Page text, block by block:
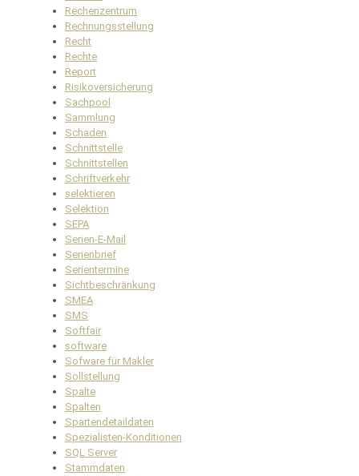
Rechenzentrum
Rechnungsstellung
Recht
Rechte
Report
Risikoversicherung
Sachpool
Sammlung
Schaden
Schnittstelle
Schnittstellen
Schriftverkehr
selektieren
Selektion
SEPA
Serien-E-Mail
Serienbrief
Serientermine
Sichtbeschränkung
SMEA
SMS
Softfair
software
Sofware für Makler
Sollstellung
Spalte
Spalten
Spartendetaildaten
Spezialisten-Konditionen
SQL Server
Stammdaten